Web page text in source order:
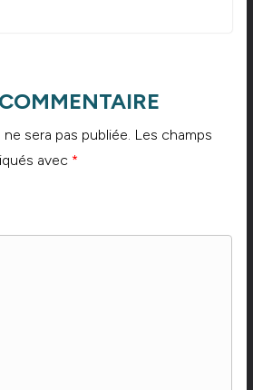
sera pas publiée. Les champs
avec *